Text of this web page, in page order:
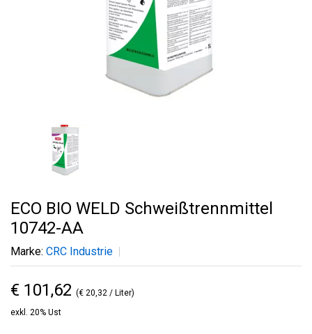
ECO BIO WELD Schweißtrennmittel
10742-AA
Marke: CRC Industrie
€ 101,62 (€ 20,32 / Liter)
exkl. 20% Ust